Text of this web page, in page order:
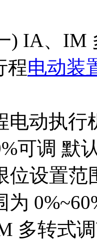
) IA、IM
程电动装
电动执行
可调 默
设置范
为
多转式